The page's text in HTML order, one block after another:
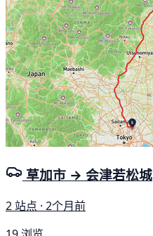
草加市 → 会津若松城
2 站点 · 2个月前